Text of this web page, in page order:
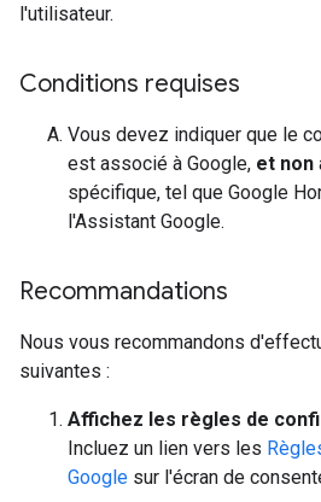
l'utilisateur.
Conditions requises
Vous devez indiquer que le
est associé à Google, et non
spécifique, tel que Google
l'Assistant Google.
Recommandations
Nous vous recommandons
suivantes :
Affichez les règles de
Incluez un lien vers les
Google sur l'écran de